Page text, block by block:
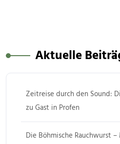
Aktuelle
Zeitreise durch den Sound:
zu Gast in Profen
Die Böhmische Rauchwurst